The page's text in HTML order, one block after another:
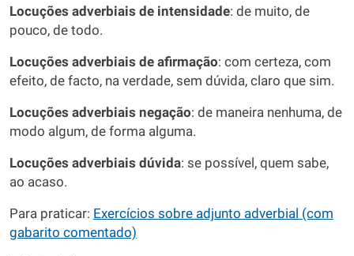
Locuções adverbiais de intensidade: de muito, de
pouco, de todo.
Locuções adverbiais de afirmação: com certeza, com
efeito, de facto, na verdade, sem dúvida, claro que sim.
Locuções adverbiais negação: de maneira nenhuma, de
modo algum, de forma alguma.
Locuções adverbiais dúvida: se possível, quem sabe,
ao acaso.
Para praticar: Exercícios sobre adjunto adverbial (com
gabarito comentado)